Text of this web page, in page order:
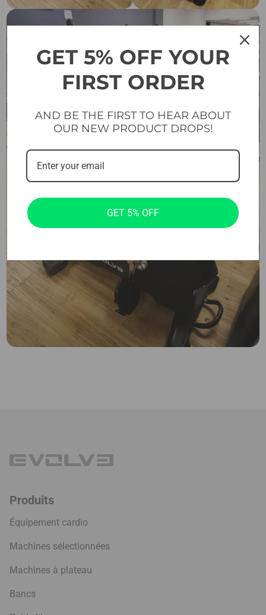
Produits
Équipement cardio
Machines sélectionnées
Machines à plateau
Bancs
GET 5% OFF YOUR
FIRST ORDER
AND BE THE FIRST TO HEAR ABOUT
OUR NEW PRODUCT DROPS!
GET 5% OFF